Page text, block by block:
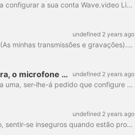
Bem-vindo ao Wave.video Live Streaming! Siga este guia passo a passo para configurar a sua conta Wave.video Live Streaming e transmitir para várias plataformas...
undefined 2 years ago
Ao entrar na conta Wave.video, vá para a secção My Streams & Recordings (As minhas transmissões e gravações). Na parte superior da página, existem quatro secções: Próximas, Em progr...
Equipamento de transmissão em direto: como configurar a câmara, o microfone e os auscultadores para uma transmissão undefined 2 years ago
Ao iniciar uma nova sessão de transmissão/gravação em direto ou ao aderir a uma, ser-lhe-á pedido que configure o seu equipamento: câmara, microfone e altifalantes. Se tiveres...
undefined 2 years ago
Tanto os novatos como os streamers experientes podem, de vez em quando, sentir-se inseguros quando estão prontos para entrar em direto. Testar as capacidades é muito útil...